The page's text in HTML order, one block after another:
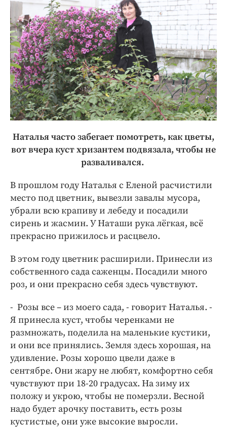
Наталья часто забегает помотреть, как цветы,
вот вчера куст хризантем подвязала, чтобы не
разваливался.
В прошлом году Наталья с Еленой расчистили
место под цветник, вывезли завалы мусора,
убрали всю крапиву и лебеду и посадили
сирень и жасмин. У Наташи рука лёгкая, всё
прекрасно прижилось и расцвело.
В этом году цветник расширили. Принесли из
собственного сада саженцы. Посадили много
роз, и они прекрасно себя здесь чувствуют.
- Розы все – из моего сада, - говорит Наталья. -
Я принесла куст, чтобы черенками не
размножать, поделила на маленькие кустики,
и они все принялись. Земля здесь хорошая, на
удивление. Розы хорошо цвели даже в
сентябре. Они жару не любят, комфортно себя
чувствуют при 18-20 градусах. На зиму их
положу и укрою, чтобы не померзли. Весной
надо будет арочку поставить, есть розы
кустистые, они уже высокие выросли.